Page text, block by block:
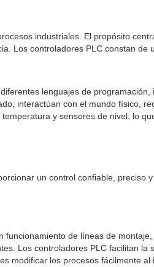
industriales. El propósito
Los controladores PLC constan de
lenguajes de
interactúan con el mundo físico,
y sensores de nivel, lo
un control confiable, preciso
de líneas de
Los controladores PLC facilitan
modificar los procesos fácilmente